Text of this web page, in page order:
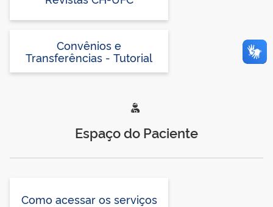
Convênios e
Transferências - Tutorial
Espaço do Paciente
Como acessar os serviços